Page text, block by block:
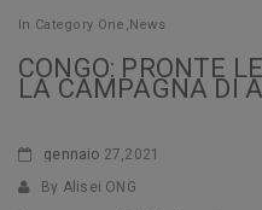
In Category One ,News
CONGO: PRONTE
LA CAMPAGNA DI
gennaio 27,2021
By Alisei ONG